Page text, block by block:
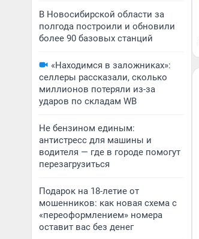
В Новосибирской области за
полгода построили и обновили
более 90 базовых станций
«Находимся в заложниках»:
селлеры рассказали, сколько
миллионов потеряли из-за
ударов по складам WB
Не бензином единым:
антистресс для машины и
водителя — где в городе помогут
перезагрузиться
Подарок на 18-летие от
мошенников: как новая схема с
«переоформлением» номера
оставит вас без денег